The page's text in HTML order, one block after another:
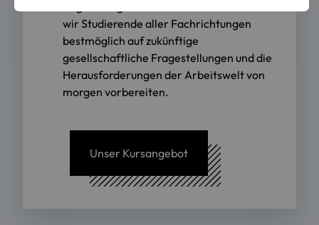
wir Studierende aller Fachrichtungen
bestmöglich auf zukünftige
gesellschaftliche Fragestellungen und die
Herausforderungen der Arbeitswelt von
morgen vorbereiten.
Unser Kursangebot